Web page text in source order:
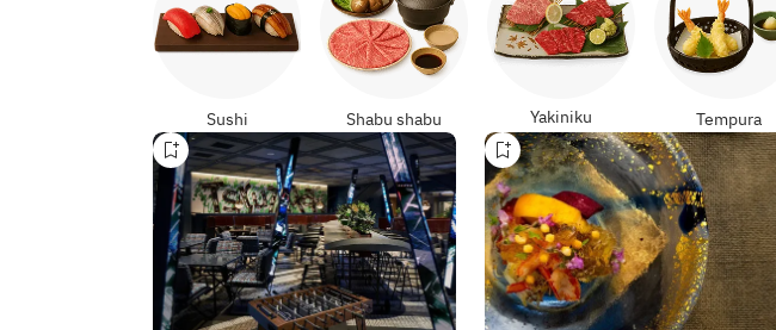
Sushi Shabu shabu Yakiniku Tempura